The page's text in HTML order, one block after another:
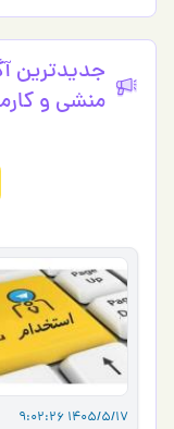
جدیدترین
منشی و
1405/5/17 9:02:26